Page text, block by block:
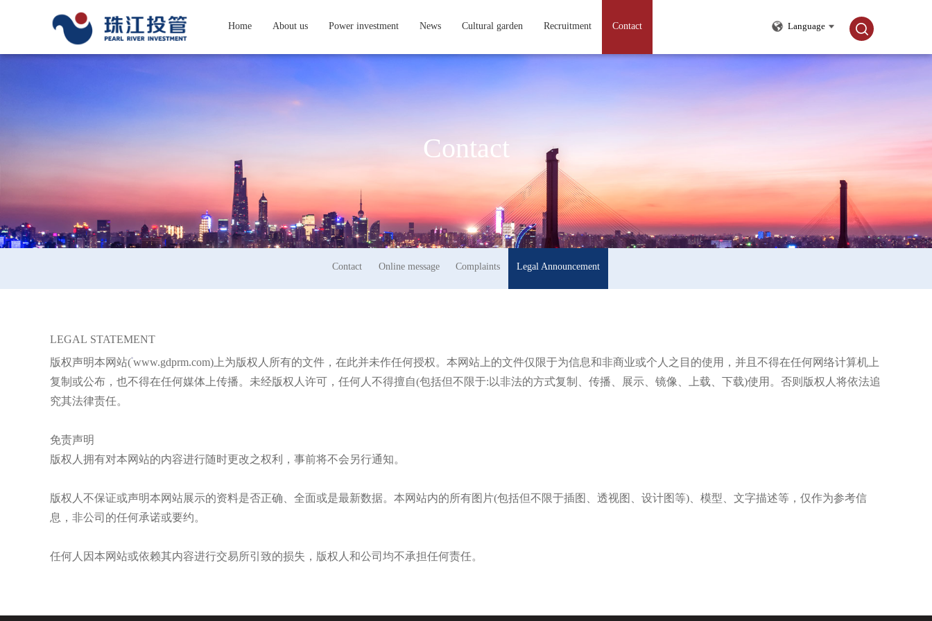
Language
Home About us Power investment News Cultural garden Recruitment Contact
Contact
Contact Online message Complaints Legal Announcement
LEGAL STATEMENT
版权声明本网站(www.gdprm.com)上为版权人所有的文件，在此并未作任何授权。本网站上的文件仅限于为信息和非商业或个人之目的使用，并且不得在任何网络计算机上
复制或公布，也不得在任何媒体上传播。未经版权人许可，任何人不得擅自(包括但不限于:以非法的方式复制、传播、展示、镜像、上载、下载)使用。否则版权人将依法追
究其法律责任。
免责声明
版权人拥有对本网站的内容进行随时更改之权利，事前将不会另行通知。
版权人不保证或声明本网站展示的资料是否正确、全面或是最新数据。本网站内的所有图片(包括但不限于插图、透视图、设计图等)、模型、文字描述等，仅作为参考信
息，非公司的任何承诺或要约。
任何人因本网站或依赖其内容进行交易所引致的损失，版权人和公司均不承担任何责任。